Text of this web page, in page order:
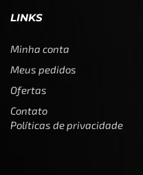
LINKS
Minha conta
Meus pedidos
Ofertas
Contato
Políticas de privacidade